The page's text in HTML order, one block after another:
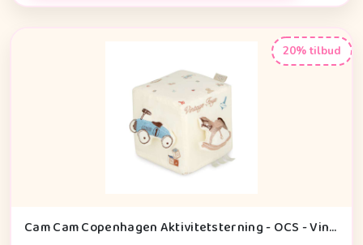
20% tilbud
Cam Cam Copenhagen Aktivitetsterning - OCS - Vintage Toys